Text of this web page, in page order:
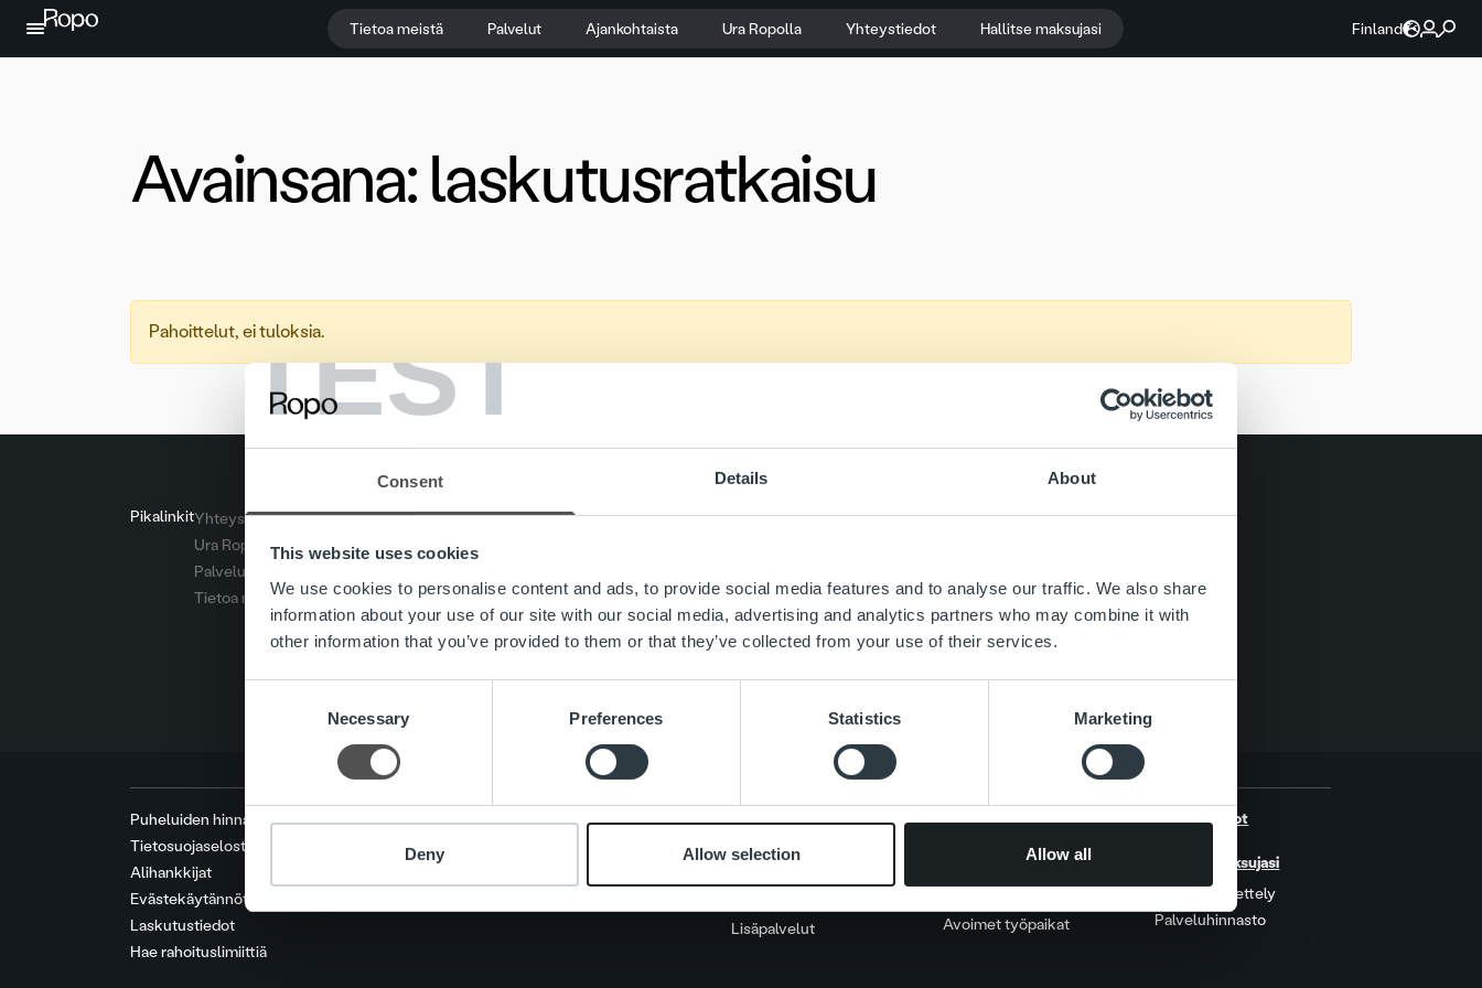
TEST
Consent Details About
This website uses cookies
We use cookies to personalise content and ads, to provide social media features and to analyse our traffic. We also share
information about your use of our site with our social media, advertising and analytics partners who may combine it with
other information that you’ve provided to them or that they’ve collected from your use of their services.
Necessary Preferences Statistics Marketing
Deny Allow selection Allow all
Jatka sisältöön
Tietoa meistä Palvelut Ajankohtaista Ura Ropolla Yhteystiedot Hallitse maksujasi Finland
Avainsana:laskutusratkaisu
Pahoittelut, ei tuloksia.
PikalinkitYhteystiedot
Ura Ropolla
Palvelut
Tietoa meistä
Search for:
Puheluiden hinnat
Tietosuojaseloste
Alihankkijat
Evästekäytännöt
Laskutustiedot
Hae rahoituslimiittiä
Tietoa meistä
Palvelut
Laskutusratkaisu
Lisäpalvelut
Ajankohtaista
Asiakastarinat
Avoimet työpaikat
Yhteystiedot
Hallitse maksujasi
Perintämenettely
Palveluhinnasto